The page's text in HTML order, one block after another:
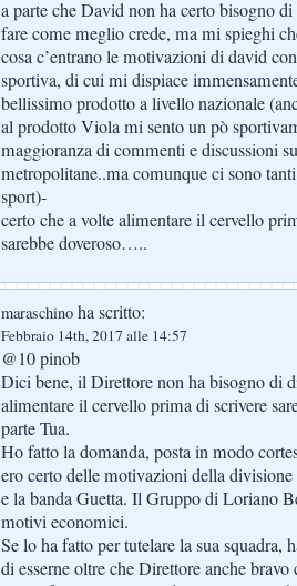
a parte che David non ha certo bisogno
fare come meglio crede, ma mi spieghi
cosa c’entrano le motivazioni di david
sportiva, di cui mi dispiace
bellissimo prodotto a livello nazionale
al prodotto Viola mi sento un pò
maggioranza di commenti e discussioni
metropolitane..ma comunque ci sono
sport)-
certo che a volte alimentare il cervello
sarebbe doveroso…..
maraschino ha scritto:
Febbraio 14th, 2017 alle 14:57
@10 pinob
Dici bene, il Direttore non ha bisogno di
alimentare il cervello prima di scrivere
parte Tua.
Ho fatto la domanda, posta in modo
ero certo delle motivazioni della
e la banda Guetta. Il Gruppo di Loriano
motivi economici.
Se lo ha fatto per tutelare la sua squadra,
di esserne oltre che Direttore anche bravo